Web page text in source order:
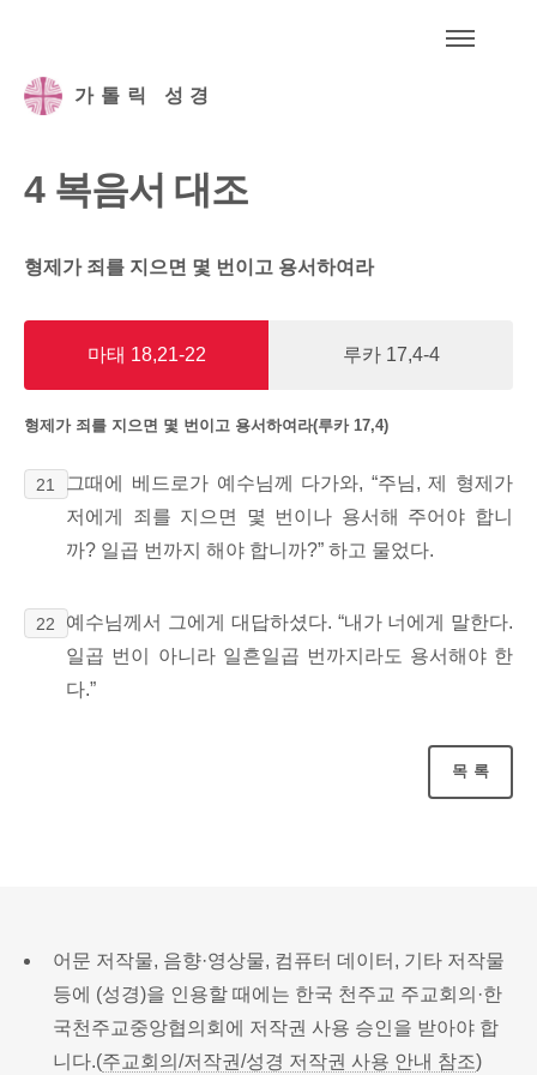
가톨릭 성경
4 복음서 대조
형제가 죄를 지으면 몇 번이고 용서하여라
마태 18,21-22 루카 17,4-4
형제가 죄를 지으면 몇 번이고 용서하여라(루카 17,4)
21
그때에 베드로가 예수님께 다가와, “주님, 제 형제가
저에게 죄를 지으면 몇 번이나 용서해 주어야 합니
까? 일곱 번까지 해야 합니까?” 하고 물었다.
22
예수님께서 그에게 대답하셨다. “내가 너에게 말한다.
일곱 번이 아니라 일흔일곱 번까지라도 용서해야 한
다.”
목록
어문 저작물, 음향·영상물, 컴퓨터 데이터, 기타 저작물
등에 (성경)을 인용할 때에는 한국 천주교 주교회의·한
국천주교중앙협의회에 저작권 사용 승인을 받아야 합
니다.(주교회의/저작권/성경 저작권 사용 안내 참조)